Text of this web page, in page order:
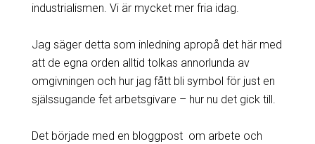
industrialismen. Vi är mycket mer fria idag.
Jag säger detta som inledning apropå det här med
att de egna orden alltid tolkas annorlunda av
omgivningen och hur jag fått bli symbol för just en
själssugande fet arbetsgivare – hur nu det gick till.
Det började med en bloggpost om arbete och